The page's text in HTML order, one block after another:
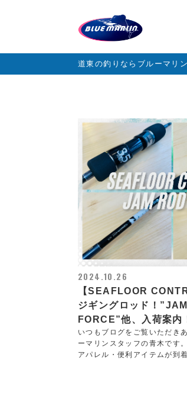
道東の釣りならブルーマリ
2024.10.26
【SEAFLOOR
ジギングロッド！
FORCE”他、入荷案内
いつもブログをご覧いただき
ーマリンスタッフの青木です
アパレル・便利アイテムが到